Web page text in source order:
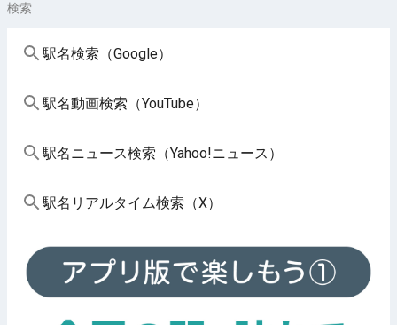
検索
駅名検索（Google）
駅名動画検索（YouTube）
駅名ニュース検索（Yahoo!ニュース）
駅名リアルタイム検索（X）